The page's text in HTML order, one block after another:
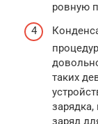
ровную
таких
заряд